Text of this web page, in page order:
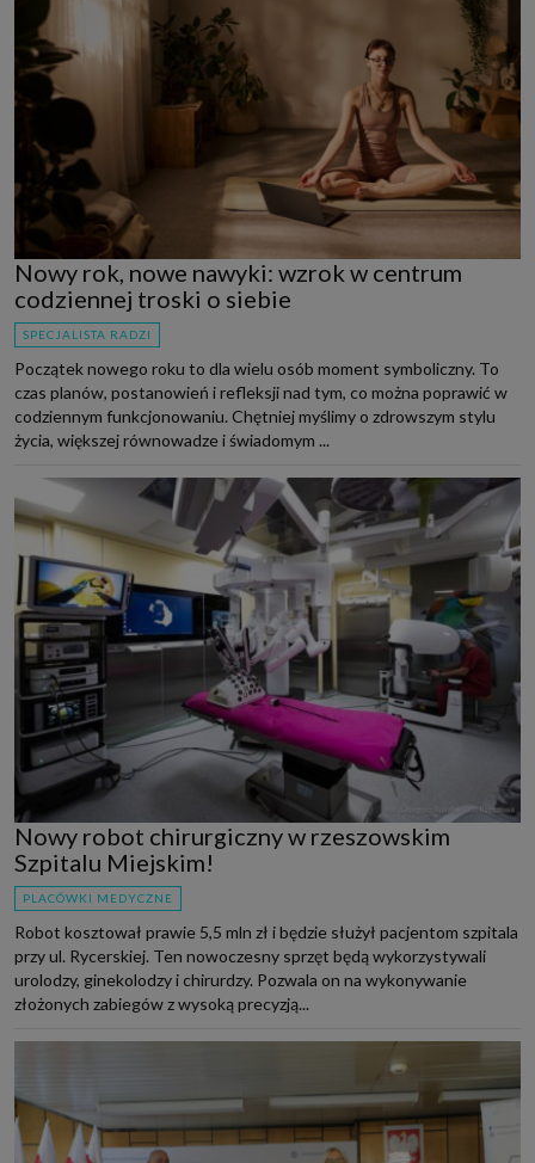
Nowy rok, nowe nawyki: wzrok w centrum
codziennej troski o siebie
SPECJALISTA RADZI
Początek nowego roku to dla wielu osób moment symboliczny. To
czas planów, postanowień i refleksji nad tym, co można poprawić w
codziennym funkcjonowaniu. Chętniej myślimy o zdrowszym stylu
życia, większej równowadze i świadomym ...
Nowy robot chirurgiczny w rzeszowskim
Szpitalu Miejskim!
PLACÓWKI MEDYCZNE
Robot kosztował prawie 5,5 mln zł i będzie służył pacjentom szpitala
przy ul. Rycerskiej. Ten nowoczesny sprzęt będą wykorzystywali
urolodzy, ginekolodzy i chirurdzy. Pozwala on na wykonywanie
złożonych zabiegów z wysoką precyzją...